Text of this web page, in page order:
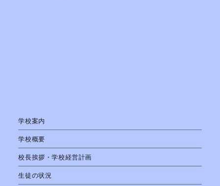
学校案内
学校概要
校長挨拶・学校経営計画
生徒の状況